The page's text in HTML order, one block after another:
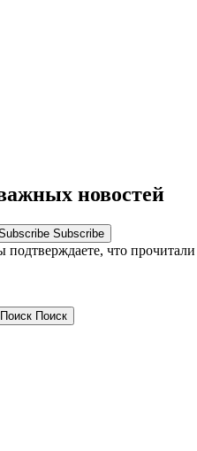
новостей
Subscribe
что
Поиск Поиск